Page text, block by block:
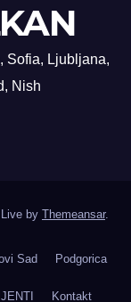
Sofia, Ljubljana,
Nish
by Themeansar.
Sad Podgorica
Kontakt